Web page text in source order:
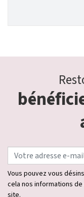
Vous pouvez vous
cela nos informations